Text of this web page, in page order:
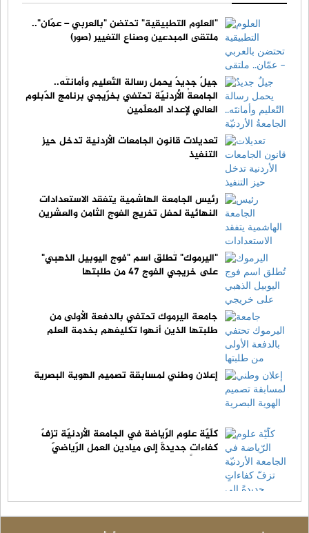
"العلوم التطبيقية" تحتضن "بالعربي – عمّان"..
ملتقى المبدعين وصناع التغيير (صور)
جيلٌ جديدٌ يحمل رسالة التّعليم وأمانتَه..
الجامعةُ الأردنيّة تحتفي بخرّيجي برنامج الدّبلوم
العالي لإعداد المعلّمين
تعديلات قانون الجامعات الأردنية تدخل حيز
التنفيذ
رئيس الجامعة الهاشمية يتفقد الاستعدادات
النهائية لحفل تخريج الفوج الثامن والعشرين
"اليرموك" تُطلق اسم "فوج اليوبيل الذهبي"
على خريجي الفوج 47 من طلبتها
جامعة اليرموك تحتفي بالدفعة الأولى من
طلبتها الذين أنهوا تكليفهم بخدمة العلم
إعلان وطني لمسابقة تصميم الهوية البصرية
كلّيّة علوم الرّياضة في الجامعة الأردنيّة تزفّ
كفاءاتٍ جديدةً إلى ميادين العمل الرّياضيّ